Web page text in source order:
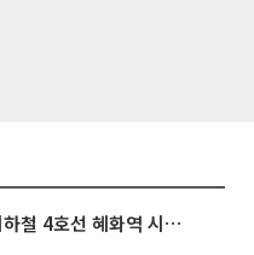
전장연, 오늘(10일) 서울 지하철 4호선 혜화역 시위…1호선 용산역 무정차